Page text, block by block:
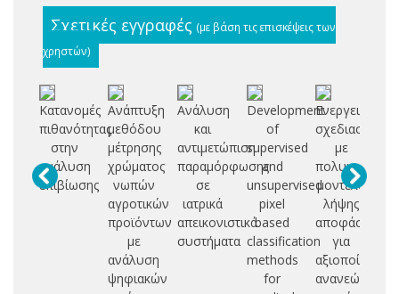
Σχετικές εγγραφές (με βάση τις επισκέψεις των
χρηστών)
Κατανομές
πιθανότητας
στην
ανάλυση
επιβίωσης
Ανάπτυξη
μεθόδου
μέτρησης
χρώματος
νωπών
αγροτικών
προϊόντων
με
ανάλυση
ψηφιακών
Ανάλυση
και
αντιμετώπιση
παραμόρφωσης
σε
ιατρικά
απεικονιστικά
συστήματα
Development
of
supervised
and
unsupervised
pixel
based
classification
methods
for
Ενεργειακός
σχεδιασμός
με
μοντέλα
λήψης
αποφάσεων
για
αξιοποίηση
ανανεώσιμων